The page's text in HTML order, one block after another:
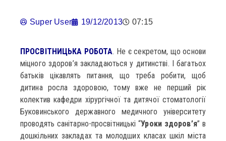
Super User 19/12/2013 07:15
ПРОСВІТНИЦЬКА РОБОТА. Не є секретом, що основи
міцного здоров’я закладаються у дитинстві. І багатьох
батьків цікавлять питання, що треба робити, щоб
дитина росла здоровою, тому вже не перший рік
колектив кафедри хірургічної та дитячої стоматології
Буковинського державного медичного університету
проводять санітарно-просвітницькі “Уроки здоров’я” в
дошкільних закладах та молодших класах шкіл міста